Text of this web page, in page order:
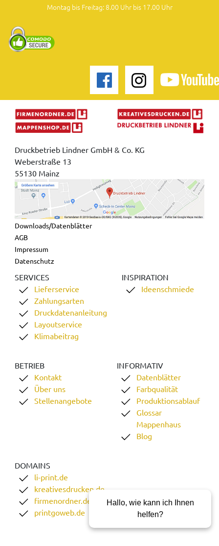
Montag bis Freitag: 8.00 Uhr bis 17.00 Uhr
Druckbetrieb Lindner GmbH & Co. KG
Weberstraße 13
55130 Mainz
Downloads/Datenblätter
AGB
Impressum
Datenschutz
SERVICES
Lieferservice
Zahlungsarten
Druckdatenanleitung
Layoutservice
Klimabeitrag
INSPIRATION
Ideenschmiede
BETRIEB
Kontakt
Über uns
Stellenangebote
INFORMATIV
Datenblätter
Farbqualität
Produktionsablauf
Glossar
Mappenhaus
Blog
DOMAINS
li-print.de
kreativesdrucken.de
firmenordner.de
printgoweb.de
Hallo, wie kann ich Ihnen
helfen?